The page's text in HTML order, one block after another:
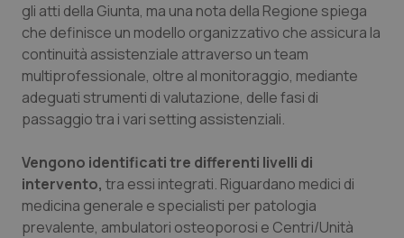
Lombardia
Marche
Molise
Piemonte
Provincia Autonoma di Bolzano
Dolore
Donna & Salute
Epatiti
HIV
Infezioni & Febbre
gli atti della Giunta, ma una nota della Regione spiega
che definisce un modello organizzativo che assicura la
continuità assistenziale attraverso un team
multiprofessionale, oltre al monitoraggio, mediante
adeguati strumenti di valutazione, delle fasi di
passaggio tra i vari setting assistenziali.
Vengono identificati tre differenti livelli di
intervento, tra essi integrati. Riguardano medici di
medicina generale e specialisti per patologia
prevalente, ambulatori osteoporosi e Centri/Unità